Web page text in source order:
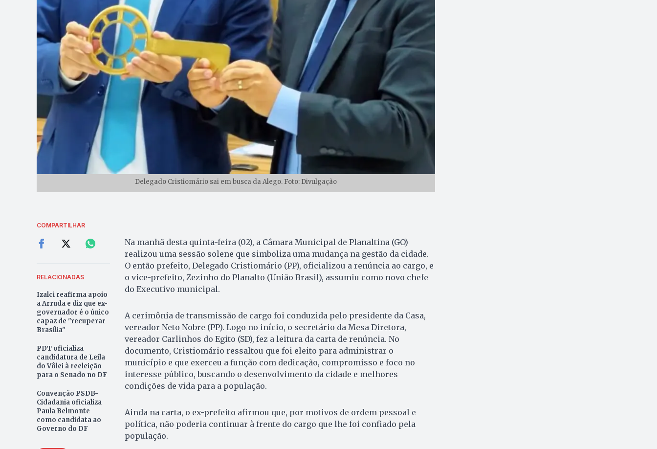
Delegado Cristiomário sai em busca da Alego. Foto: Divulgação
COMPARTILHAR
RELACIONADAS
Izalci reafirma apoio
a Arruda e diz que ex-
governador é o único
capaz de "recuperar
Brasília"
PDT oficializa
candidatura de Leila
do Vôlei à reeleição
para o Senado no DF
Convenção PSDB-
Cidadania oficializa
Paula Belmonte
como candidata ao
Governo do DF
Na manhã desta quinta-feira (02), a Câmara Municipal de Planaltina (GO)
realizou uma sessão solene que simboliza uma mudança na gestão da cidade.
O então prefeito, Delegado Cristiomário (PP), oficializou a renúncia ao cargo, e
o vice-prefeito, Zezinho do Planalto (União Brasil), assumiu como novo chefe
do Executivo municipal.
A cerimônia de transmissão de cargo foi conduzida pelo presidente da Casa,
vereador Neto Nobre (PP). Logo no início, o secretário da Mesa Diretora,
vereador Carlinhos do Egito (SD), fez a leitura da carta de renúncia. No
documento, Cristiomário ressaltou que foi eleito para administrar o
município e que exerceu a função com dedicação, compromisso e foco no
interesse público, buscando o desenvolvimento da cidade e melhores
condições de vida para a população.
Ainda na carta, o ex-prefeito afirmou que, por motivos de ordem pessoal e
política, não poderia continuar à frente do cargo que lhe foi confiado pela
população.